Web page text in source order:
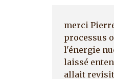
merci
processus
l'énergie
laissé
allait